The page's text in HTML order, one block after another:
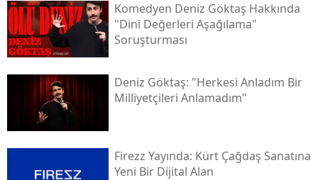
Komedyen Deniz Göktaş Hakkında
"dini Değerleri Aşağılama"
Soruşturması
Deniz Göktaş: "herkesi Anladım Bir
Milliyetçileri Anlamadım"
Firezz Yayında: Kürt Çağdaş Sanatına
Yeni Bir Dijital Alan